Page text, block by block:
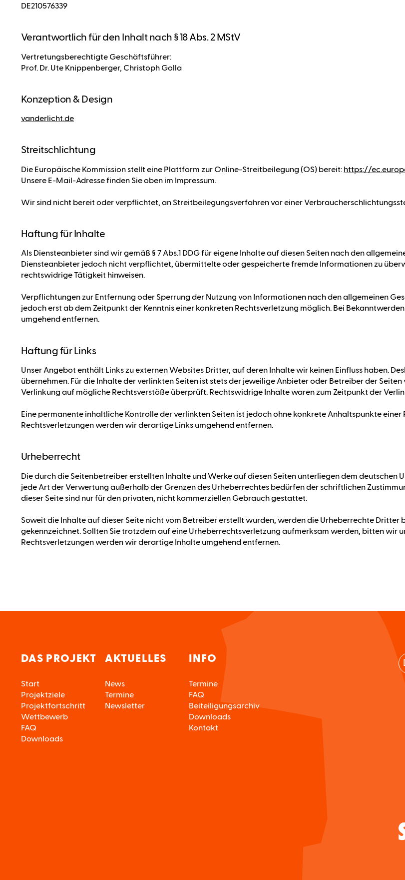
DE210576339
Verantwortlich für den Inhalt nach § 18 Abs. 2 MStV
Vertretungsberechtigte Geschäftsführer:
Prof. Dr. Ute Knippenberger, Christoph Golla
Konzeption & Design
vanderlicht.de
Streitschlichtung
Die Europäische Kommission stellt eine Plattform zur Online-Streitbeilegung (OS) bereit: https://
Unsere E-Mail-Adresse finden Sie oben im Impressum.
Wir sind nicht bereit oder verpflichtet, an Streitbeilegungsverfahren vor einer
Haftung für Inhalte
Als Diensteanbieter sind wir gemäß § 7 Abs.1 DDG für eigene Inhalte auf diesen Seiten nach den
Diensteanbieter jedoch nicht verpflichtet, übermittelte oder gespeicherte fremde Informationen zu
rechtswidrige Tätigkeit hinweisen.
Verpflichtungen zur Entfernung oder Sperrung der Nutzung von Informationen nach den allgemeinen
jedoch erst ab dem Zeitpunkt der Kenntnis einer konkreten Rechtsverletzung möglich. Bei
umgehend entfernen.
Haftung für Links
Unser Angebot enthält Links zu externen Websites Dritter, auf deren Inhalte wir keinen Einfluss haben.
übernehmen. Für die Inhalte der verlinkten Seiten ist stets der jeweilige Anbieter oder Betreiber der
Verlinkung auf mögliche Rechtsverstöße überprüft. Rechtswidrige Inhalte waren zum Zeitpunkt der
Eine permanente inhaltliche Kontrolle der verlinkten Seiten ist jedoch ohne konkrete Anhaltspunkte
Rechtsverletzungen werden wir derartige Links umgehend entfernen.
Urheberrecht
Die durch die Seitenbetreiber erstellten Inhalte und Werke auf diesen Seiten unterliegen dem
jede Art der Verwertung außerhalb der Grenzen des Urheberrechtes bedürfen der schriftlichen
dieser Seite sind nur für den privaten, nicht kommerziellen Gebrauch gestattet.
Soweit die Inhalte auf dieser Seite nicht vom Betreiber erstellt wurden, werden die Urheberrechte
gekennzeichnet. Sollten Sie trotzdem auf eine Urheberrechtsverletzung aufmerksam werden, bitten wir
Rechtsverletzungen werden wir derartige Inhalte umgehend entfernen.
DAS PROJEKT
Start
Projektziele
Projektfortschritt
Wettbewerb
FAQ
Downloads
AKTUELLES
News
Termine
Newsletter
INFO
Termine
FAQ
Beiteiligungsarchiv
Downloads
Kontakt